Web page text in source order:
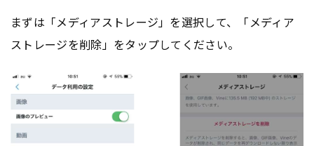
まずは「メディアストレージ」を選択して、「メディア
ストレージを削除」をタップしてください。